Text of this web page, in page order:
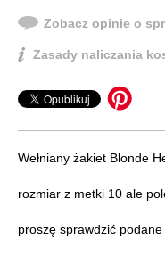
Zobacz opinie o
Zasady naliczania
Wełniany żakiet Blonde
rozmiar z metki 10 ale
proszę sprawdzić